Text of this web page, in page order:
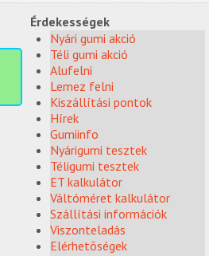
Érdekességek
Nyári gumi akció
Téli gumi akció
Alufelni
Lemez felni
Kiszállítási pontok
Hírek
Gumiinfo
Nyárigumi tesztek
Téligumi tesztek
ET kalkulátor
Váltóméret kalkulátor
Szállítási információk
Viszonteladás
Elérhetõségek